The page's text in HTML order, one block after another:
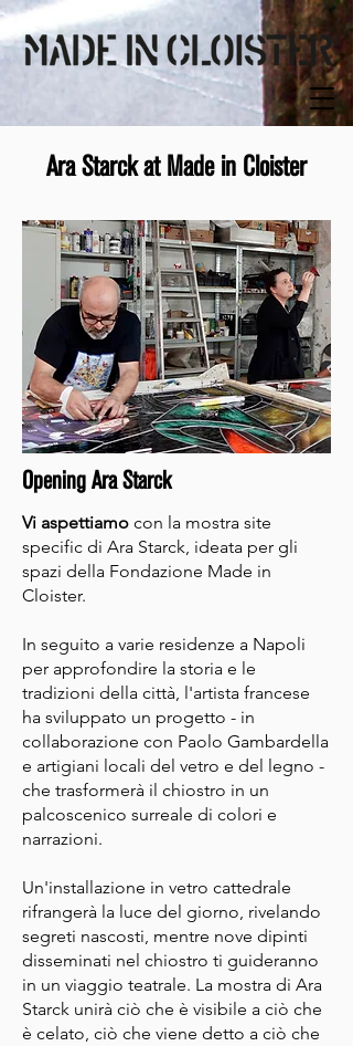
Ara Starck at Made in Cloister
Opening Ara Starck
Vi aspettiamo con la mostra site
specific di Ara Starck, ideata per gli
spazi della Fondazione Made in
Cloister.
In seguito a varie residenze a Napoli
per approfondire la storia e le
tradizioni della città, l'artista francese
ha sviluppato un progetto - in
collaborazione con Paolo Gambardella
e artigiani locali del vetro e del legno -
che trasformerà il chiostro in un
palcoscenico surreale di colori e
narrazioni.
Un'installazione in vetro cattedrale
rifrangerà la luce del giorno, rivelando
segreti nascosti, mentre nove dipinti
disseminati nel chiostro ti guideranno
in un viaggio teatrale. La mostra di Ara
Starck unirà ciò che è visibile a ciò che
è celato, ciò che viene detto a ciò che